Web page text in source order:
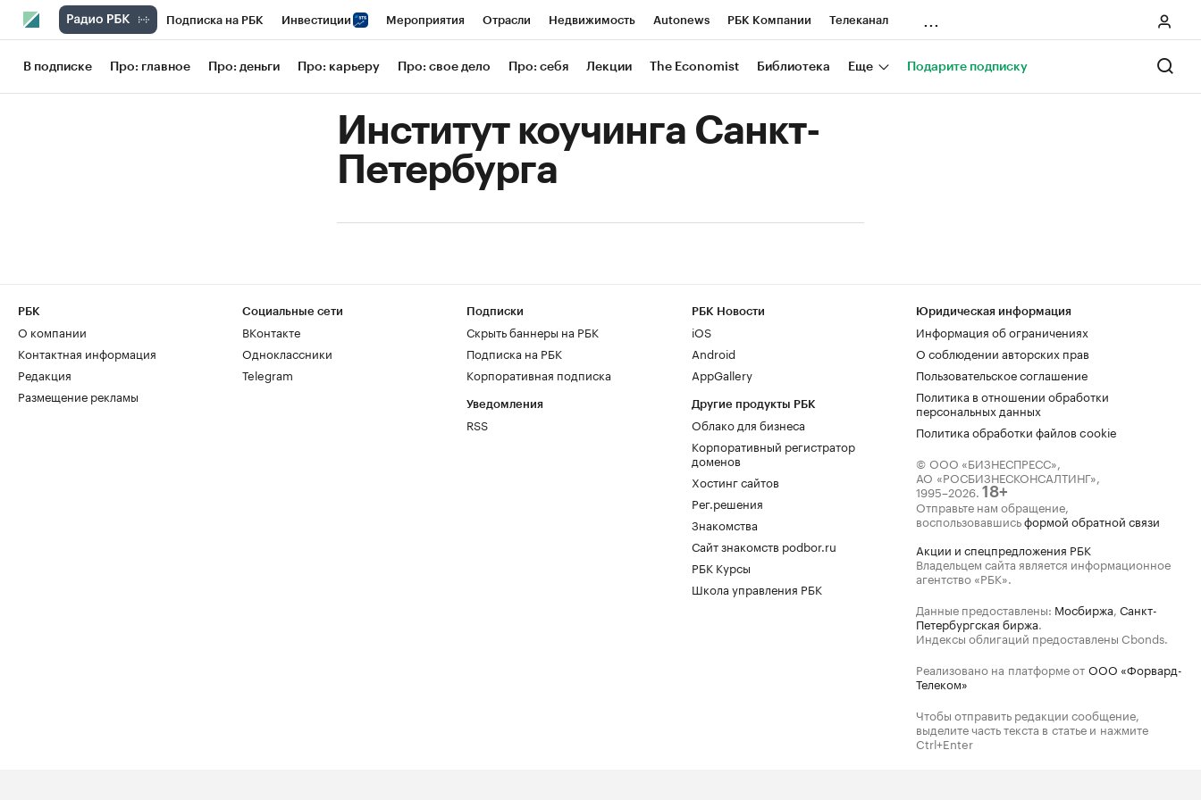
Подписка на РБК Инвестиции Мероприятия Отрасли Недвижимость Autonews РБК Компании Телеканал
РБК Вино Школа управления РБК РБК Образование РБК Курсы РБК Life Тренды Визионеры
Франшизы Газета Спецпроекты СПб Конференции СПб Спецпроекты
Политика Экономика Бизнес Технологии и медиа
В подписке Про: главное Про: деньги Про: карьеру Про: свое дело Про: себя Лекции The Economist Библиотека Еще Подарите подписку
Институт коучинга Санкт-
Петербурга
РБК
О компании
Контактная информация
Редакция
Размещение рекламы
Социальные сети
ВКонтакте
Одноклассники
Telegram
Подписки
Скрыть баннеры на РБК
Подписка на РБК
Корпоративная подписка
Уведомления
RSS
РБК Новости
iOS
Android
AppGallery
Другие продукты РБК
Облако для бизнеса
Корпоративный регистратор
доменов
Хостинг сайтов
Рег.решения
Знакомства
Сайт знакомств podbor.ru
РБК Курсы
Школа управления РБК
Юридическая информация
Информация об ограничениях
О соблюдении авторских прав
Пользовательское соглашение
Политика в отношении обработки
персональных данных
Политика обработки файлов cookie
© ООО «БИЗНЕСПРЕСС»,
АО «РОСБИЗНЕСКОНСАЛТИНГ»,
1995–2026. 18+
Отправьте нам обращение,
воспользовавшисьформой обратной связи
Акции и спецпредложения РБК
Владельцем сайта является информационное
агентство «РБК».
Данные предоставлены: Мосбиржа, Санкт-
Петербургская биржа.
Индексы облигаций предоставлены Cbonds.
Реализовано на платформе от ООО «Форвард-
Телеком»
Чтобы отправить редакции сообщение,
выделите часть текста в статье и нажмите
Ctrl+Enter